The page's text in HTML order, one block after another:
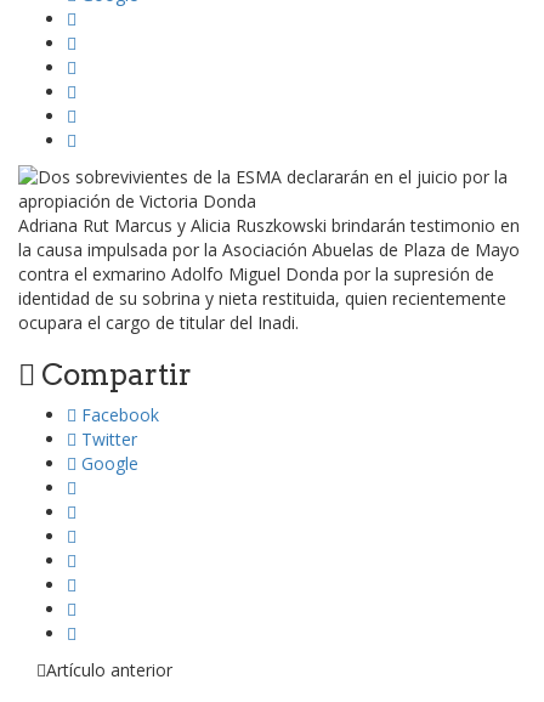
Adriana Rut Marcus y Alicia Ruszkowski brindarán testimonio en
la causa impulsada por la Asociación Abuelas de Plaza de Mayo
contra el exmarino Adolfo Miguel Donda por la supresión de
identidad de su sobrina y nieta restituida, quien recientemente
ocupara el cargo de titular del Inadi.
Compartir
Facebook
Twitter
Google
Artículo anterior